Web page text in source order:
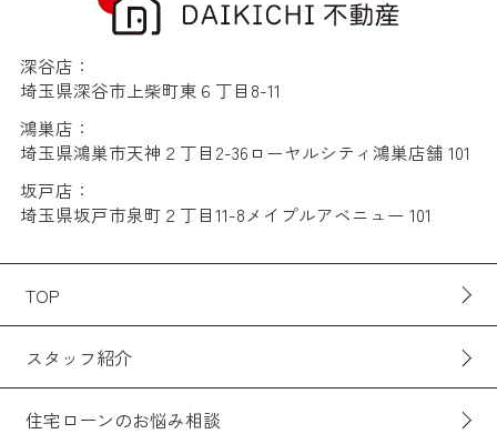
深谷店：
埼玉県深谷市上柴町東６丁目8-11
鴻巣店：
埼玉県鴻巣市天神２丁目2-36ローヤルシティ鴻巣店舗 101
坂戸店：
埼玉県坂戸市泉町２丁目11-8メイプルアベニュー 101
TOP
スタッフ紹介
住宅ローンのお悩み相談